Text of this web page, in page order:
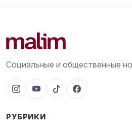
Социальные и общественные
РУБРИКИ